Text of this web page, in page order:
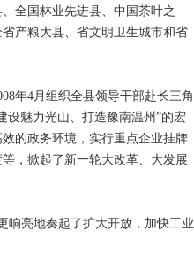
全国林业先进县、中国茶叶之
产粮大县、省文明卫生城市和省
年4月组织全县领导干部赴长三角
设魅力光山、打造豫南温州”的宏
的政务环境，实行重点企业挂牌
，掀起了新一轮大改革、大发展
亮地奏起了扩大开放，加快工业